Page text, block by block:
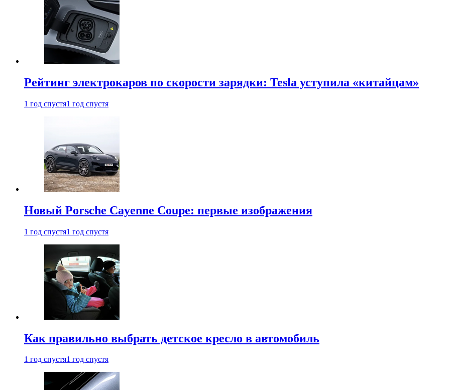
Рейтинг электрокаров по скорости зарядки: Tesla уступила «китайцам»
1 год спустя1 год спустя
Новый Porsche Cayenne Coupe: первые изображения
1 год спустя1 год спустя
Как правильно выбрать детское кресло в автомобиль
1 год спустя1 год спустя